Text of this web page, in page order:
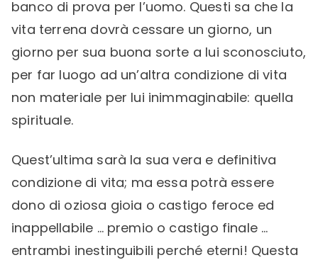
banco di prova per l’uomo. Questi sa che la
vita terrena dovrà cessare un giorno, un
giorno per sua buona sorte a lui sconosciuto,
per far luogo ad un’altra condizione di vita
non materiale per lui inimmaginabile: quella
spirituale.
Quest’ultima sarà la sua vera e definitiva
condizione di vita; ma essa potrà essere
dono di oziosa gioia o castigo feroce ed
inappellabile … premio o castigo finale …
entrambi inestinguibili perché eterni! Questa